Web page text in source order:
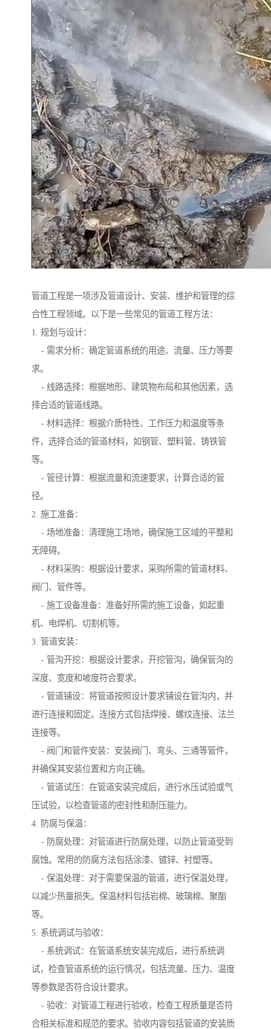
管道工程是一项涉及管道设计、安装、维护和管理的综
合性工程领域。以下是一些常见的管道工程方法：
1. 规划与设计：
- 需求分析：确定管道系统的用途、流量、压力等要
求。
- 线路选择：根据地形、建筑物布局和其他因素，选
择合适的管道线路。
- 材料选择：根据介质特性、工作压力和温度等条
件，选择合适的管道材料，如钢管、塑料管、铸铁管
等。
- 管径计算：根据流量和流速要求，计算合适的管
径。
2. 施工准备：
- 场地准备：清理施工场地，确保施工区域的平整和
无障碍。
- 材料采购：根据设计要求，采购所需的管道材料、
阀门、管件等。
- 施工设备准备：准备好所需的施工设备，如起重
机、电焊机、切割机等。
3. 管道安装：
- 管沟开挖：根据设计要求，开挖管沟，确保管沟的
深度、宽度和坡度符合要求。
- 管道铺设：将管道按照设计要求铺设在管沟内，并
进行连接和固定。连接方式包括焊接、螺纹连接、法兰
连接等。
- 阀门和管件安装：安装阀门、弯头、三通等管件，
并确保其安装位置和方向正确。
- 管道试压：在管道安装完成后，进行水压试验或气
压试验，以检查管道的密封性和耐压能力。
4. 防腐与保温：
- 防腐处理：对管道进行防腐处理，以防止管道受到
腐蚀。常用的防腐方法包括涂漆、镀锌、衬塑等。
- 保温处理：对于需要保温的管道，进行保温处理，
以减少热量损失。保温材料包括岩棉、玻璃棉、聚酯
等。
5. 系统调试与验收：
- 系统调试：在管道系统安装完成后，进行系统调
试，检查管道系统的运行情况，包括流量、压力、温度
等参数是否符合设计要求。
- 验收：对管道工程进行验收，检查工程质量是否符
合相关标准和规范的要求。验收内容包括管道的安装质